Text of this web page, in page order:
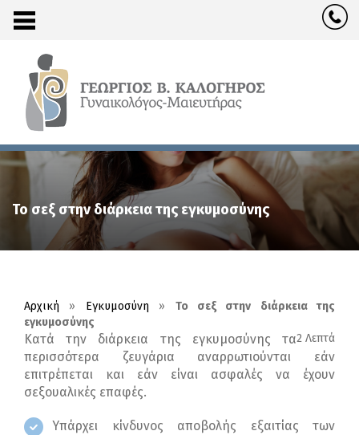
Το σεξ στην διάρκεια της εγκυμοσύνης
Αρχική » Εγκυμοσύνη» Το σεξ στην διάρκεια της
εγκυμοσύνης
2 Λεπτά
Κατά την διάρκεια της εγκυμοσύνης τα
περισσότερα ζευγάρια αναρρωτιούνται εάν
επιτρέπεται και εάν είναι ασφαλές να έχουν
σεξουαλικές επαφές.
Υπάρχει κίνδυνος αποβολής εξαιτίας των